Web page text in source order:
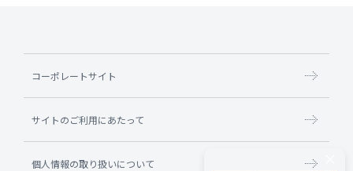
コーポレートサイト
サイトのご利用にあたって
個人情報の取り扱いについて